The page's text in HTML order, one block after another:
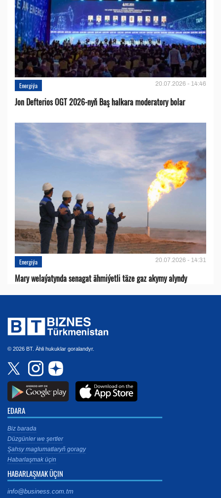
Energiýa 20.07.2026 - 14:46
Jon Defterios OGT 2026-nyň Baş halkara moderatory bolar
Energiýa 20.07.2026 - 14:31
Mary welaýatynda senagat ähmiýetli täze gaz akymy alyndy
© 2026 BT. Ähli hukuklar goralandyr.
EDARA
Biz barada
Düzgünler we şertler
Şahsy maglumatlaryň goragy
Habarlaşmak üçin
HABARLAŞMAK ÜÇIN
info@business.com.tm